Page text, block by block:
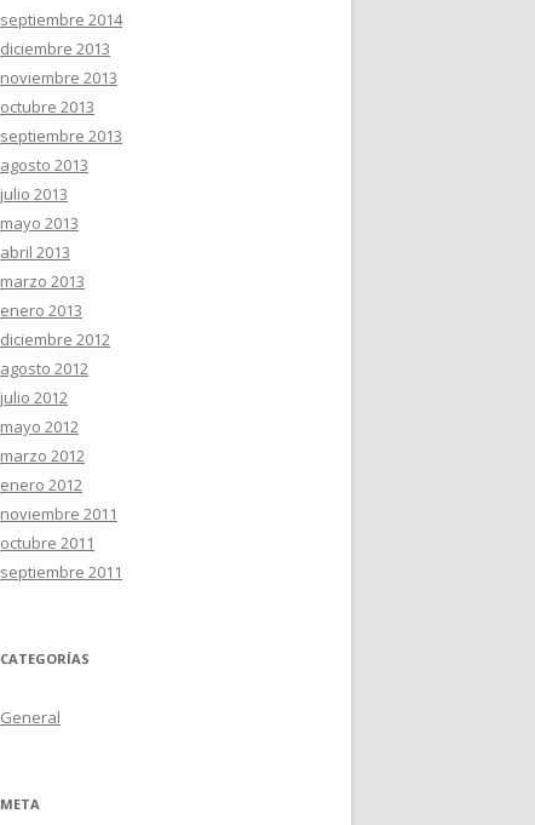
septiembre 2014
diciembre 2013
noviembre 2013
octubre 2013
septiembre 2013
agosto 2013
julio 2013
mayo 2013
abril 2013
marzo 2013
enero 2013
diciembre 2012
agosto 2012
julio 2012
mayo 2012
marzo 2012
enero 2012
noviembre 2011
octubre 2011
septiembre 2011
CATEGORÍAS
General
META